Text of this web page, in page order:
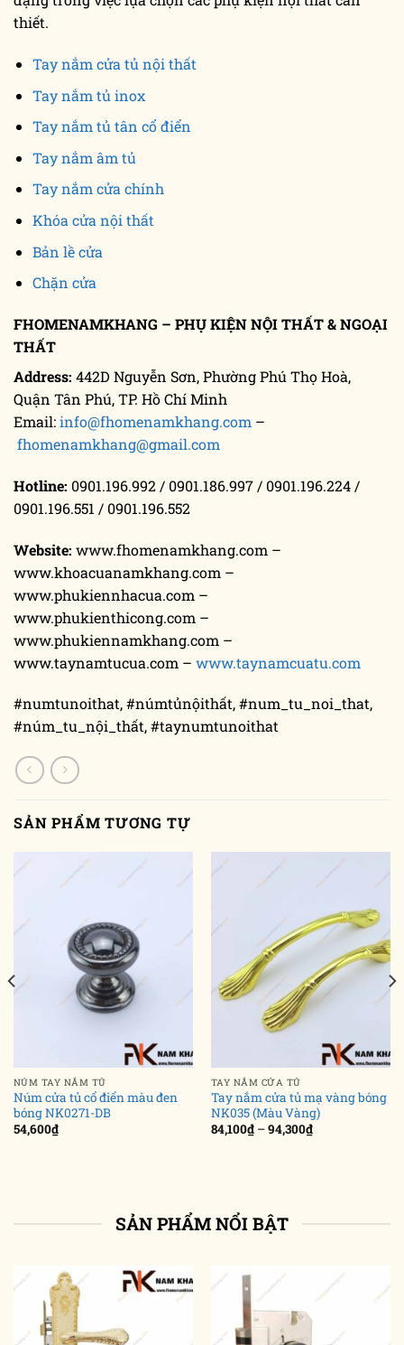
thiết.
Tay nắm cửa tủ nội thất
Tay nắm tủ inox
Tay nắm tủ tân cổ điển
Tay nắm âm tủ
Tay nắm cửa chính
Khóa cửa nội thất
Bản lề cửa
Chặn cửa
FHOMENAMKHANG – PHỤ KIỆN NỘI THẤT & NGOẠI
THẤT
Address: 442D Nguyễn Sơn, Phường Phú Thọ Hoà,
Quận Tân Phú, TP. Hồ Chí Minh
Email:info@fhomenamkhang.com –
fhomenamkhang@gmail.com
Hotline: 0901.196.992 / 0901.186.997 / 0901.196.224 /
0901.196.551 / 0901.196.552
Website: www.fhomenamkhang.com –
www.khoacuanamkhang.com –
www.phukiennhacua.com –
www.phukienthicong.com –
www.phukiennamkhang.com –
www.taynamtucua.com – www.taynamcuatu.com
#numtunoithat, #númtủnộithất, #num_tu_noi_that,
#núm_tu_nội_thất, #taynumtunoithat
SẢN PHẨM TƯƠNG TỰ
NÚM TAY NẮM TỦ
Núm cửa tủ cổ điển màu đen
bóng NK0271-DB
54,600₫
TAY NẮM CỬA TỦ
Tay nắm cửa tủ mạ vàng bóng
NK035 (Màu Vàng)
84,100₫ –94,300₫Khoảng
giá:
SẢN PHẨM NỔI BẬT